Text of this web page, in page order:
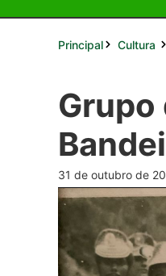
Principal Cultura
31 de outubro de